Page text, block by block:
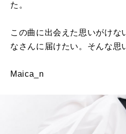
た。
この曲に出会えた思いがけな
なさんに届けたい。そんな思
Maica_n